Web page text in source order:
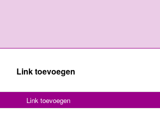
Link toevoegen
Link toevoegen